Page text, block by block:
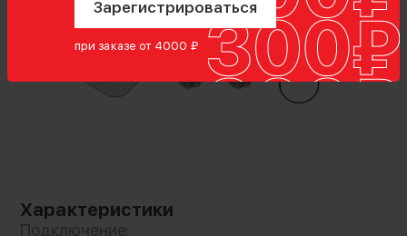
Зарегистрироваться
при заказе от 4000 ₽
Характеристики
Подключение: